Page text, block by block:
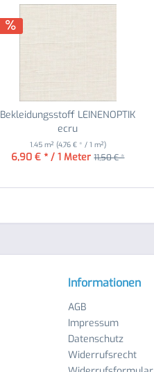
Bekleidungsstoff LEINENOPTIK
ecru
1.45 m² (4,76 € * / 1 m²)
6,90 € * / 1 Meter 11,50 € *
Informationen
AGB
Impressum
Datenschutz
Widerrufsrecht